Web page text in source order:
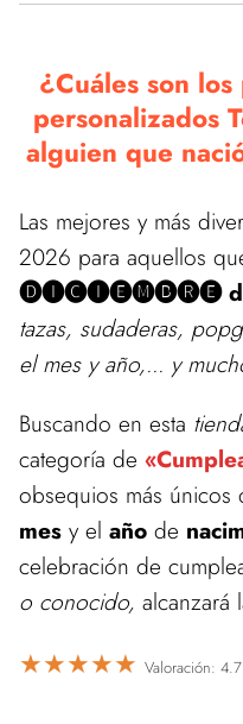
¿Cuáles son
personalizados
alguien que
Las mejores y más
2026 para aquellos
🅓🅘🅒🅘🅔🅜🅑🅡🅔 de
tazas, sudaderas,
el mes y año,... y
Buscando en esta
categoría de
obsequios más
mes y el año de
celebración de
o conocido, alcanzará
★★★★★ Valoración: